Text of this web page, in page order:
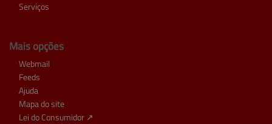
Serviços
Mais opções
Webmail
Feeds
Ajuda
Mapa do site
Lei do Consumidor ↗